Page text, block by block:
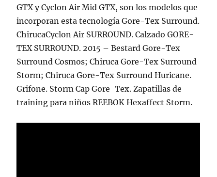
GTX y Cyclon Air Mid GTX, son los modelos que
incorporan esta tecnología Gore-Tex Surround.
ChirucaCyclon Air SURROUND. Calzado GORE-
TEX SURROUND. 2015 – Bestard Gore-Tex
Surround Cosmos; Chiruca Gore-Tex Surround
Storm; Chiruca Gore-Tex Surround Huricane.
Grifone. Storm Cap Gore-Tex. Zapatillas de
training para niños REEBOK Hexaffect Storm.